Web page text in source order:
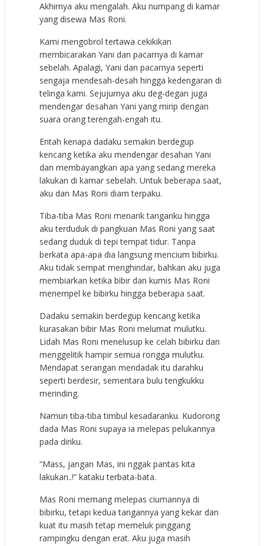
Akhirnya aku mengalah. Aku numpang di kamar
yang disewa Mas Roni.
Kami mengobrol tertawa cekikikan
membicarakan Yani dan pacarnya di kamar
sebelah. Apalagi, Yani dan pacarnya seperti
sengaja mendesah-desah hingga kedengaran di
telinga kami. Sejujurnya aku deg-degan juga
mendengar desahan Yani yang mirip dengan
suara orang terengah-engah itu.
Entah kenapa dadaku semakin berdegup
kencang ketika aku mendengar desahan Yani
dan membayangkan apa yang sedang mereka
lakukan di kamar sebelah. Untuk beberapa saat,
aku dan Mas Roni diam terpaku.
Tiba-tiba Mas Roni menarik tanganku hingga
aku terduduk di pangkuan Mas Roni yang saat
sedang duduk di tepi tempat tidur. Tanpa
berkata apa-apa dia langsung mencium bibirku.
Aku tidak sempat menghindar, bahkan aku juga
membiarkan ketika bibir dan kumis Mas Roni
menempel ke bibirku hingga beberapa saat.
Dadaku semakin berdegup kencang ketika
kurasakan bibir Mas Roni melumat mulutku.
Lidah Mas Roni menelusup ke celah bibirku dan
menggelitik hampir semua rongga mulutku.
Mendapat serangan mendadak itu darahku
seperti berdesir, sementara bulu tengkukku
merinding.
Namun tiba-tiba timbul kesadaranku. Kudorong
dada Mas Roni supaya ia melepas pelukannya
pada diriku.
“Mass, jangan Mas, ini nggak pantas kita
lakukan..!” kataku terbata-bata.
Mas Roni memang melepas ciumannya di
bibirku, tetapi kedua tangannya yang kekar dan
kuat itu masih tetap memeluk pinggang
rampingku dengan erat. Aku juga masih